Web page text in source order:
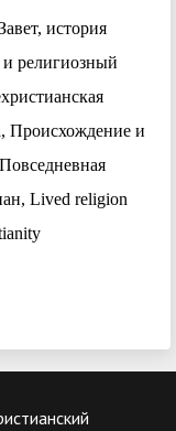
история
религиозный
Происхождение и
Lived religion